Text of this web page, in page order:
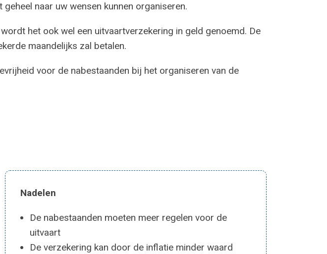
naar uw wensen kunnen organiseren.
het ook wel een uitvaartverzekering in geld genoemd. De
maandelijks zal betalen.
voor de nabestaanden bij het organiseren van de
Nadelen
De nabestaanden moeten meer regelen voor de
uitvaart
De verzekering kan door de inflatie minder waard